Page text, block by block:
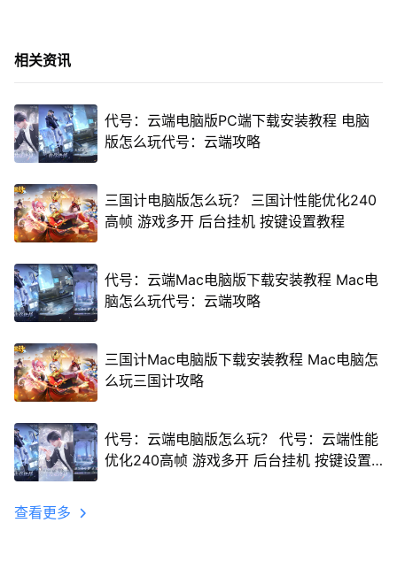
相关资讯
代号：云端电脑版PC端下载安装教程 电脑
版怎么玩代号：云端攻略
三国计电脑版怎么玩？ 三国计性能优化240
高帧 游戏多开 后台挂机 按键设置教程
代号：云端Mac电脑版下载安装教程 Mac电
脑怎么玩代号：云端攻略
三国计Mac电脑版下载安装教程 Mac电脑怎
么玩三国计攻略
代号：云端电脑版怎么玩？ 代号：云端性能
优化240高帧 游戏多开 后台挂机 按键设置
查看更多